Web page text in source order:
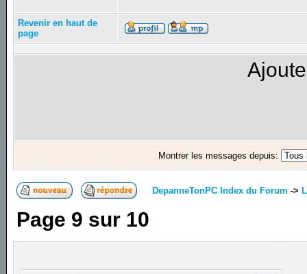
Revenir en haut de
page
Montrer les messages depuis:
DepanneTonPC Index du Forum ->
Page 9 sur 10